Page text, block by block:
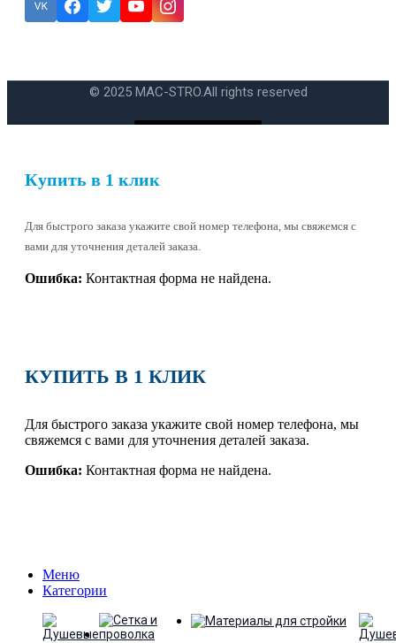
© 2025 MAC-STRO.All rights reserved
Купить в 1 клик
Для быстрого заказа укажите свой номер телефона, мы свяжемся с
вами для уточнения деталей заказа.
Ошибка: Контактная форма не найдена.
КУПИТЬ В 1 КЛИК
Для быстрого заказа укажите свой номер телефона, мы
свяжемся с вами для уточнения деталей заказа.
Ошибка: Контактная форма не найдена.
Меню
Категории